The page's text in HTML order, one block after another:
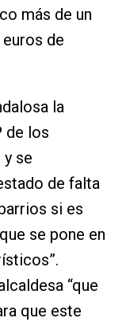
más de un
de
la
de los
se
de falta
si es
se pone en
“que
que este